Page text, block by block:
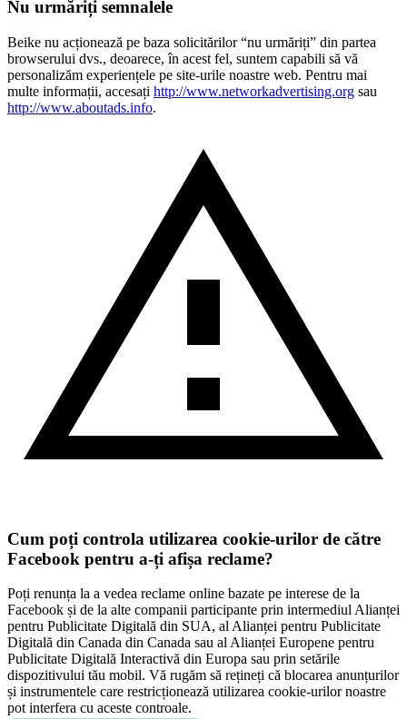
Nu urmăriți semnalele
Beike nu acționează pe baza solicitărilor “nu urmăriți” din partea
browserului dvs., deoarece, în acest fel, suntem capabili să vă
personalizăm experiențele pe site-urile noastre web. Pentru mai
multe informații, accesați http://www.networkadvertising.org sau
http://www.aboutads.info.
Cum poți controla utilizarea cookie-urilor de către
Facebook pentru a-ți afișa reclame?
Poți renunța la a vedea reclame online bazate pe interese de la
Facebook și de la alte companii participante prin intermediul Alianței
pentru Publicitate Digitală din SUA, al Alianței pentru Publicitate
Digitală din Canada din Canada sau al Alianței Europene pentru
Publicitate Digitală Interactivă din Europa sau prin setările
dispozitivului tău mobil. Vă rugăm să rețineți că blocarea anunțurilor
și instrumentele care restricționează utilizarea cookie-urilor noastre
pot interfera cu aceste controale.